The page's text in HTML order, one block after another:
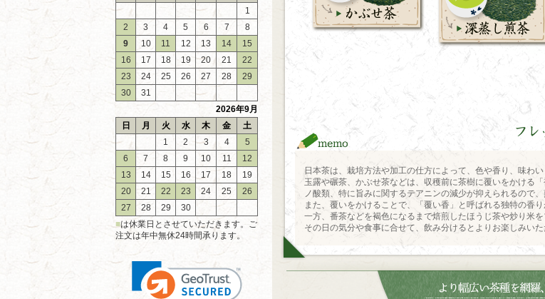
1
2
3 4 5 6 7
8
9
10 11 12 13 14
15
16
17 18 19 20 21
22
23
24 25 26 27 28
29
30
31
2026年9月
日
月 火 水 木 金
土
1
2 3 4
5
6
7 8 9 10 11
12
13
14 15 16 17 18
19
20
21 22 23 24 25
26
27
28 29
30
■は休業日とさせていただきます。ご
注文は年中無休24時間承ります。
日本茶は、栽培方法や加工の仕方によって、色や香り、味わい
玉露や碾茶、かぶせ茶などは、収穫前に茶樹に覆いをかける
ノ酸類、特に旨みに関するテアニンの減少が抑えられるので
また、覆いをかけることで、「覆い香」と呼ばれる独特の香
一方、番茶などを褐色になるまで焙煎したほうじ茶や炒り米
その日の気分や食事に合せて、飲み分けるとよりお楽しみいた